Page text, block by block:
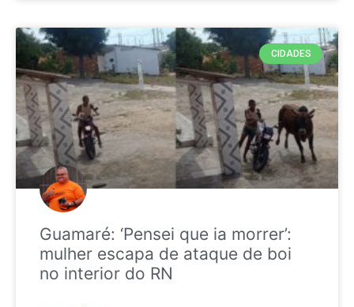
CIDADES
Guamaré: ‘Pensei que ia morrer’:
mulher escapa de ataque de boi
no interior do RN